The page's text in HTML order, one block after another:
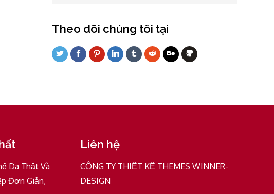
Theo dõi chúng tôi tại
Da Thật Và
Đơn Giản,
Liên hệ
CÔNG TY THIẾT KẾ THEMES WINNER-
DESIGN